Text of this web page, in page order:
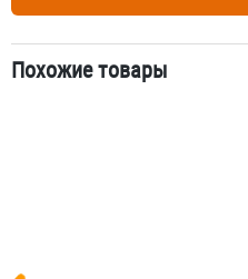
Похожие товары